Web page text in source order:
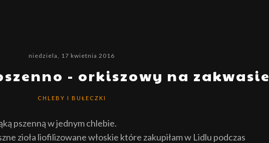
niedziela, 17 kwietnia 2016
- orkiszowy na zakwasie
CHLEBY I BUŁECZKI
pszenną w jednym chlebie.
zioła liofilizowane włoskie które zakupiłam w Lidlu podczas